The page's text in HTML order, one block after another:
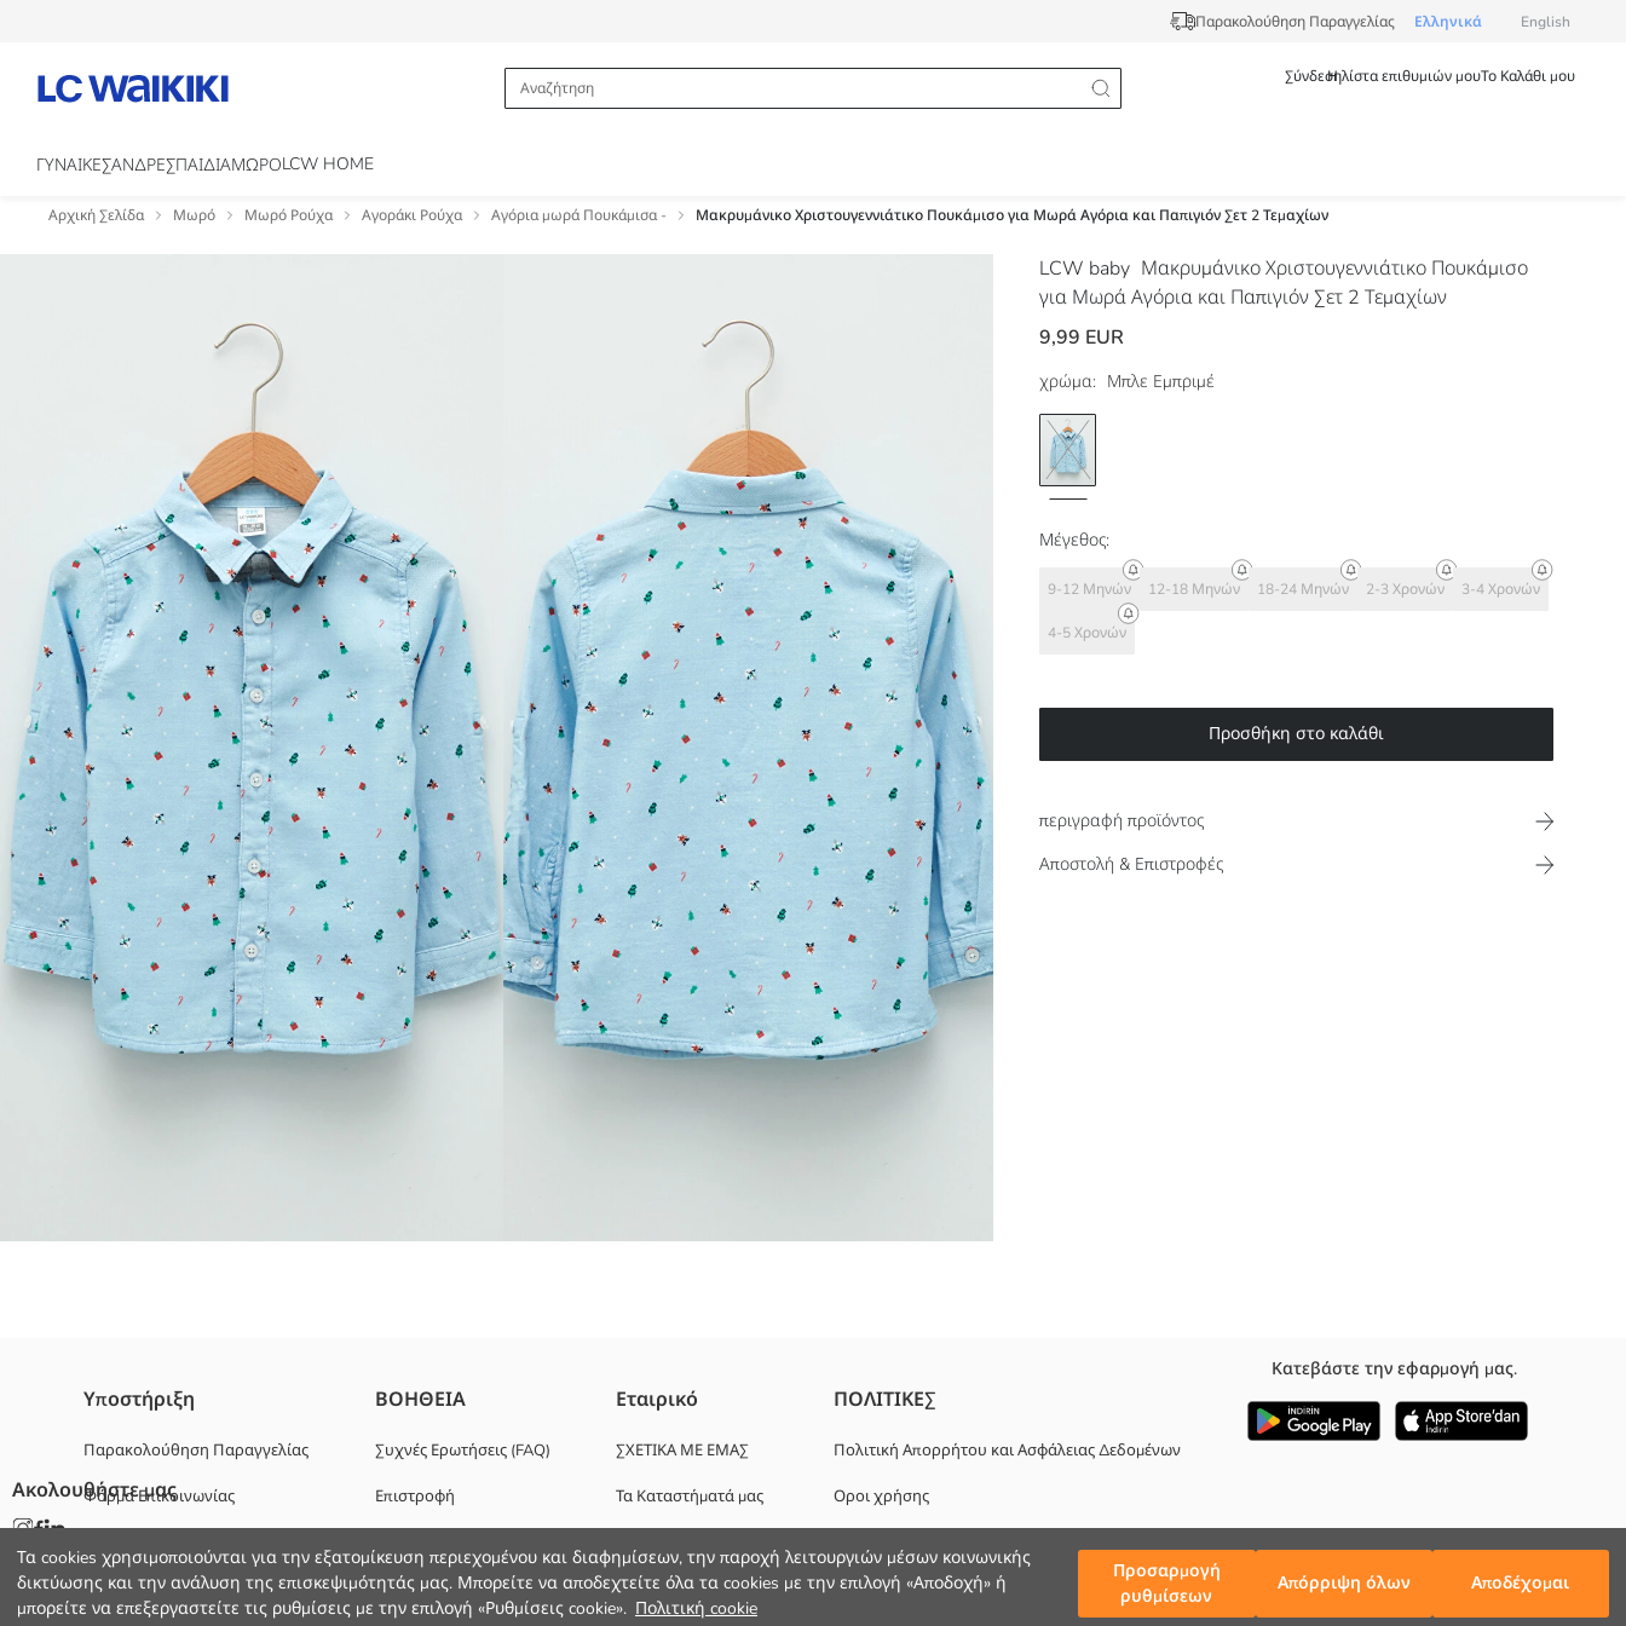
Τα cookies χρησιμοποιούνται για την εξατομίκευση περιεχομένου και διαφημίσεων, την παροχή λειτουργιών μέσων κοινωνικής
δικτύωσης και την ανάλυση της επισκεψιμότητάς μας. Μπορείτε να αποδεχτείτε όλα τα cookies με την επιλογή «Αποδοχή» ή
μπορείτε να επεξεργαστείτε τις ρυθμίσεις με την επιλογή «Ρυθμίσεις cookie». Πολιτική cookie
Προσαρμογή
ρυθμίσεων
Απόρριψη όλων Αποδέχομαι
Παρακολούθηση Παραγγελίας Ελληνικά English
ΣύνδεσηΗ λίστα επιθυμιών μουΤο Καλάθι μου
ΓΥΝΑΙΚΕΣΑΝΔΡΕΣΠΑΙΔΙΑΜΩΡΟLCW HOME
Αρχική Σελίδα Μωρό Μωρό Ρούχα Αγοράκι Ρούχα Αγόρια μωρά Πουκάμισα - Μακρυμάνικο Χριστουγεννιάτικο Πουκάμισο για Μωρά Αγόρια και Παπιγιόν Σετ 2 Τεμαχίων
LCW baby Μακρυμάνικο Χριστουγεννιάτικο Πουκάμισο
για Μωρά Αγόρια και Παπιγιόν Σετ 2 Τεμαχίων
9,99 EUR
χρώμα: Μπλε Εμπριμέ
Μέγεθος:
9-12 Μηνών 12-18 Μηνών 18-24 Μηνών 2-3 Χρονών 3-4 Χρονών
4-5 Χρονών
Προσθήκη στο καλάθι
περιγραφή προϊόντος
Αποστολή & Επιστροφές
Κυριο Υφασμα Πουκάμισο:
Πωλητής:
Υπο-μάρκα:
Φύλο:
Εφαρμογή:
Ύφασμα:
Χοντρό:
Υποστήριξη
Παρακολούθηση Παραγγελίας
Φόρμα Επικοινωνίας
ΒΟΗΘΕΙΑ
Συχνές Ερωτήσεις (FAQ)
Επιστροφή
Εταιρικό
ΣΧΕΤΙΚΑ ΜΕ ΕΜΑΣ
Τα Καταστήματά μας
Εταιρική Υποστήριξη
ΠΟΛΙΤΙΚΕΣ
Πολιτική Απορρήτου και Ασφάλειας Δεδομένων
Οροι χρήσης
Κατεβάστε την εφαρμογή μας.
Ακολουθήστε μας